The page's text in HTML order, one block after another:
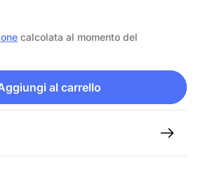
calcolata al momento del
al carrello